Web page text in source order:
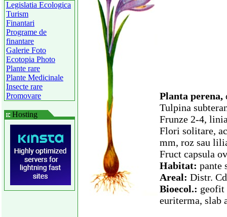
Legislatia Ecologica
Turism
Finantari
Programe de
finantare
Galerie Foto
Ecotopia Photo
Plante rare
Plante Medicinale
Insecte rare
Promovare
Hosting
Planta perena,
Tulpina
Frunze 2-4,
Flori solitare,
mm, roz sau
Fruct capsula
Habitat: pante
Areal: Distr.
Bioecol.: geofit
euriterma, slab